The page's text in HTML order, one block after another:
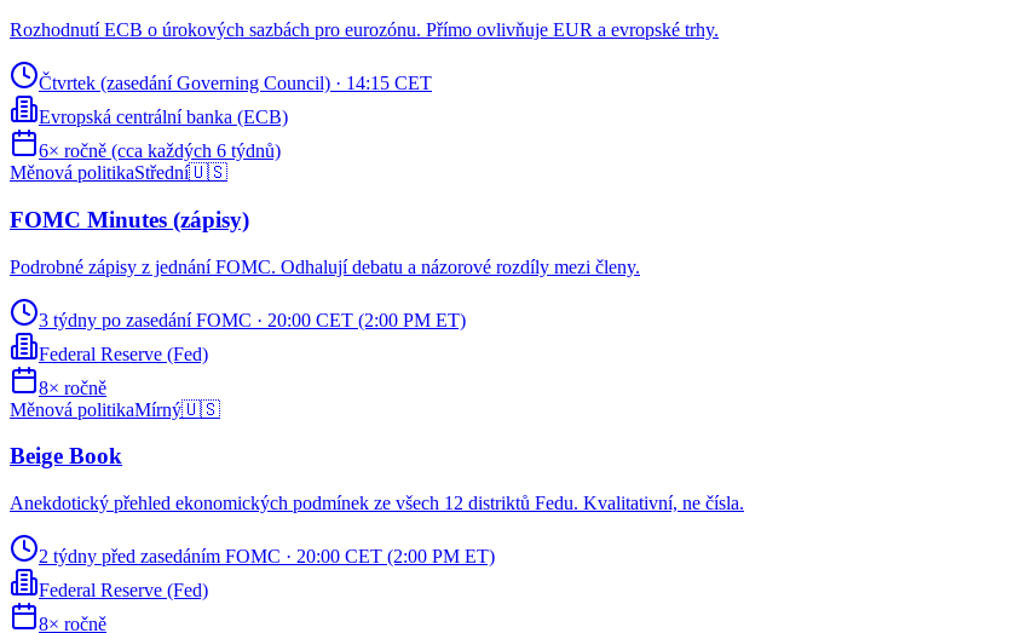
Rozhodnutí ECB o úrokových sazbách pro eurozónu. Přímo ovlivňuje EUR a evropské trhy.
Čtvrtek (zasedání Governing Council) · 14:15 CET
Evropská centrální banka (ECB)
6× ročně (cca každých 6 týdnů)
Měnová politikaStřední🇺🇸
FOMC Minutes (zápisy)
Podrobné zápisy z jednání FOMC. Odhalují debatu a názorové rozdíly mezi členy.
3 týdny po zasedání FOMC · 20:00 CET (2:00 PM ET)
Federal Reserve (Fed)
8× ročně
Měnová politikaMírný🇺🇸
Beige Book
Anekdotický přehled ekonomických podmínek ze všech 12 distriktů Fedu. Kvalitativní, ne čísla.
2 týdny před zasedáním FOMC · 20:00 CET (2:00 PM ET)
Federal Reserve (Fed)
8× ročně